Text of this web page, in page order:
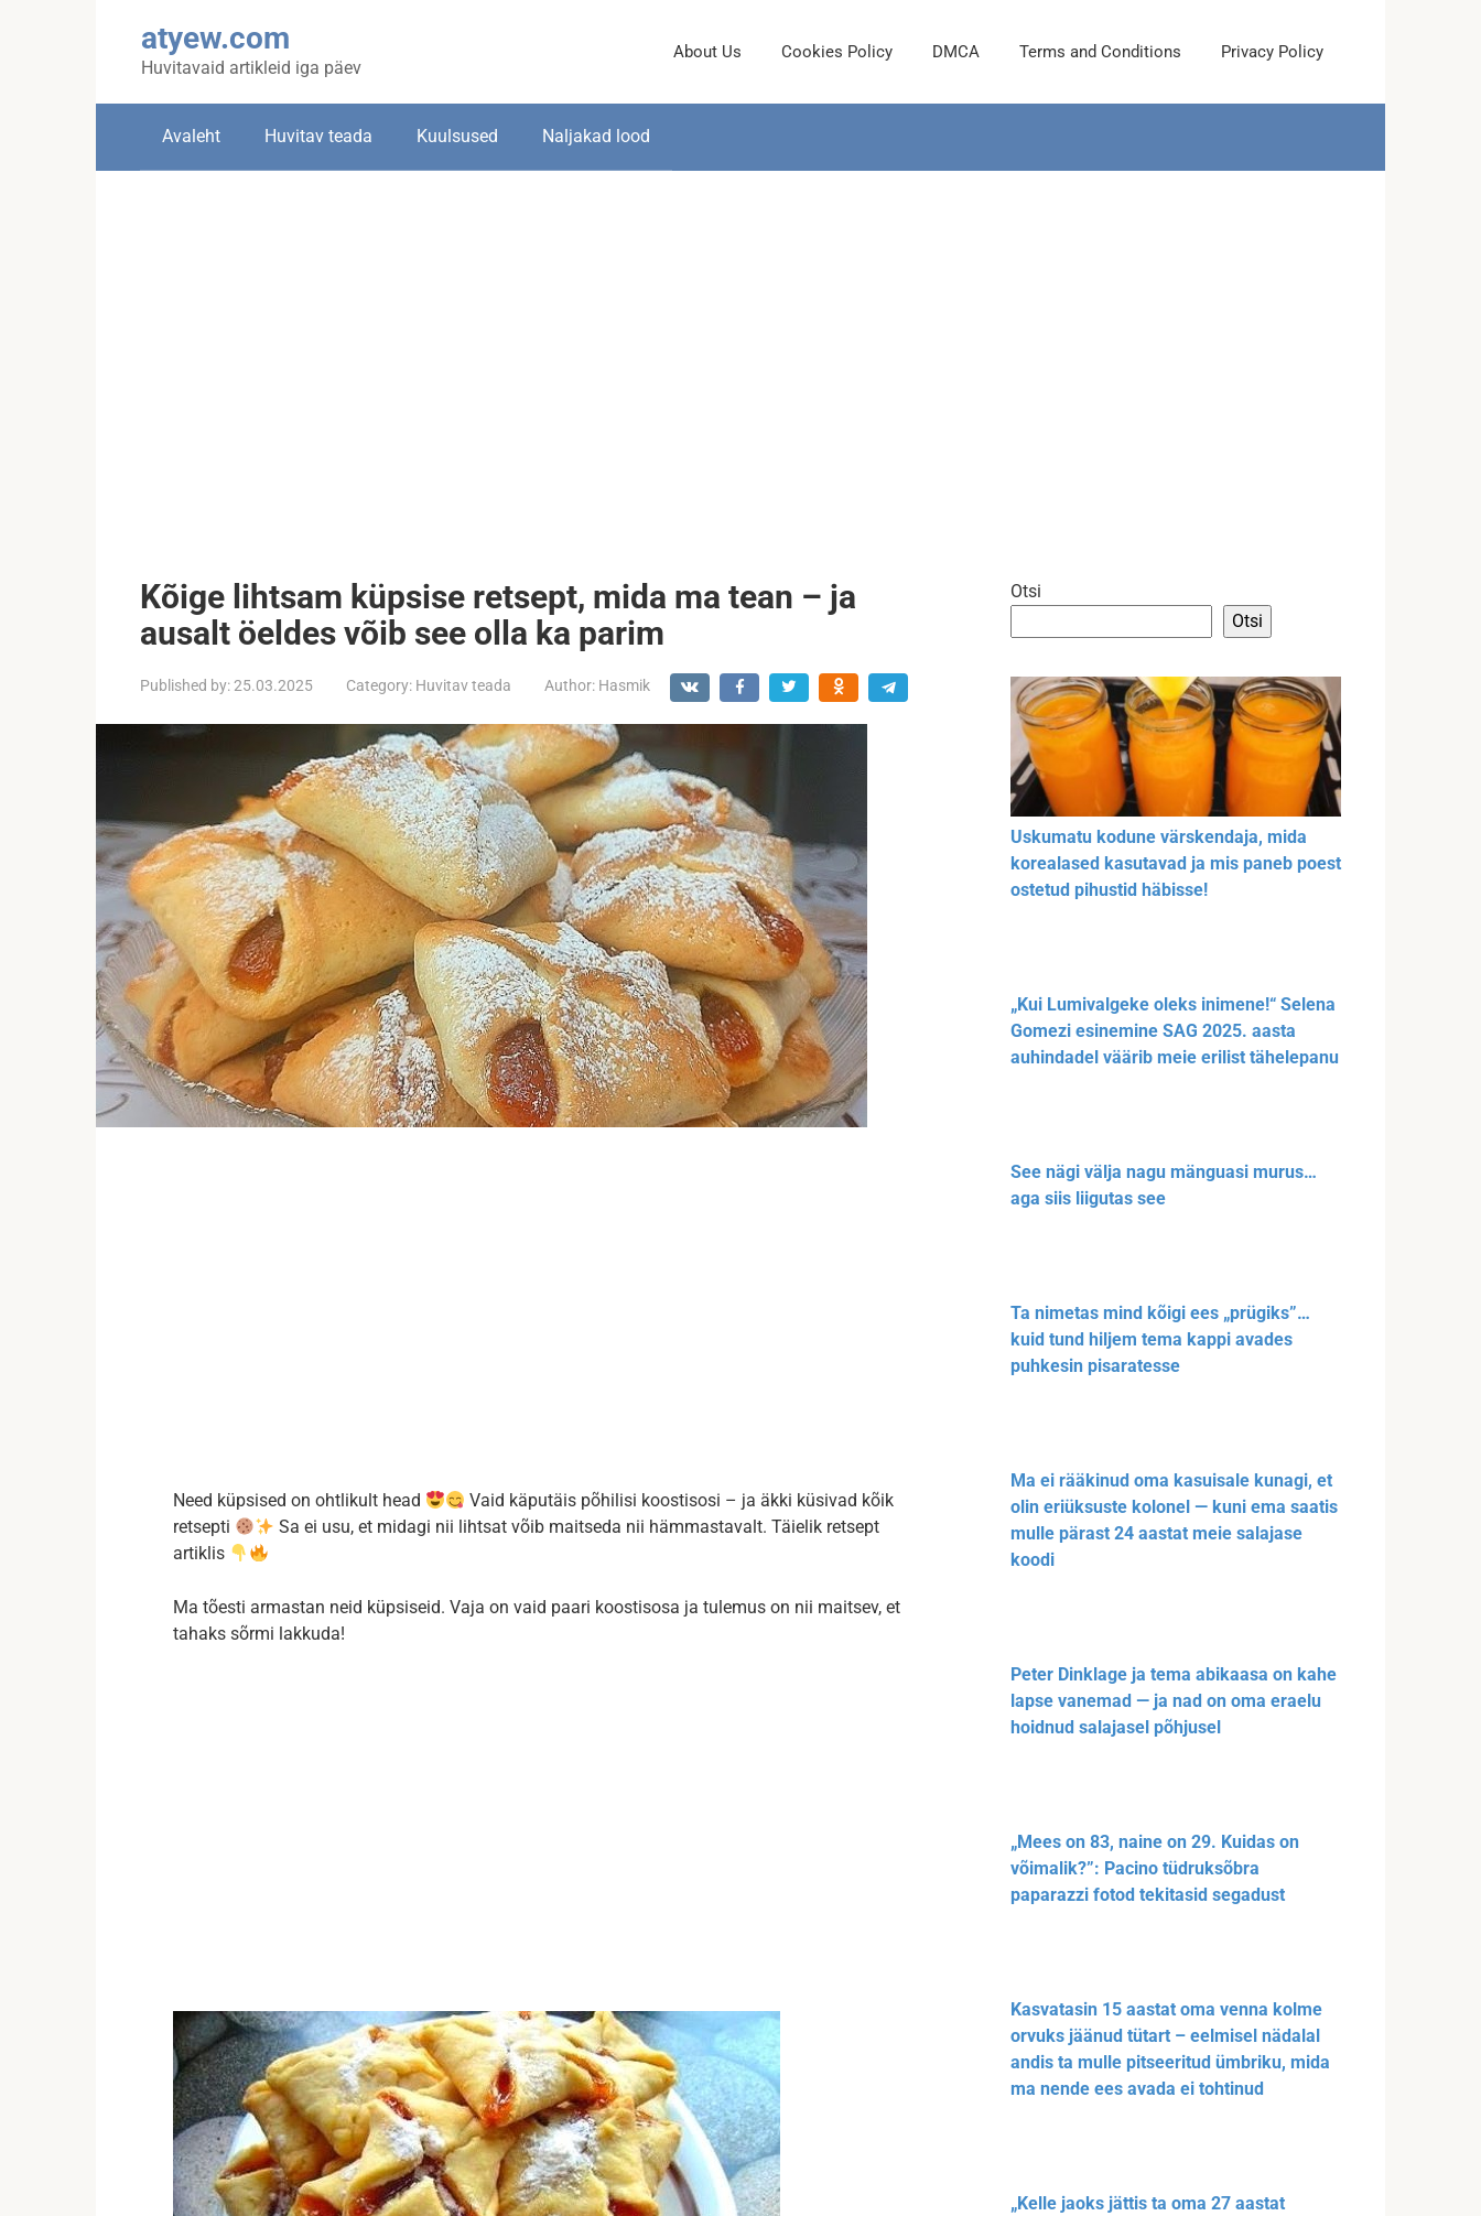
atyew.com
Huvitavaid artikleid iga päev
About Us Cookies Policy DMCA Terms and Conditions Privacy Policy
Avaleht Huvitav teada Kuulsused Naljakad lood
Kõige lihtsam küpsise retsept, mida ma tean – ja
ausalt öeldes võib see olla ka parim
Published by:25.03.2025 Category: Huvitav teada Author: Hasmik
Need küpsised on ohtlikult head
Vaid käputäis põhilisi koostisosi – ja äkki küsivad kõik
retsepti
Sa ei usu, et midagi nii lihtsat võib maitseda nii hämmastavalt. Täielik retsept
artiklis
Ma tõesti armastan neid küpsiseid. Vaja on vaid paari koostisosa ja tulemus on nii maitsev, et
tahaks sõrmi lakkuda!
Otsi
Otsi
Uskumatu kodune värskendaja, mida
korealased kasutavad ja mis paneb poest
ostetud pihustid häbisse!
„Kui Lumivalgeke oleks inimene!“ Selena
Gomezi esinemine SAG 2025. aasta
auhindadel väärib meie erilist tähelepanu
See nägi välja nagu mänguasi murus…
aga siis liigutas see
Ta nimetas mind kõigi ees „prügiks”…
kuid tund hiljem tema kappi avades
puhkesin pisaratesse
Ma ei rääkinud oma kasuisale kunagi, et
olin eriüksuste kolonel — kuni ema saatis
mulle pärast 24 aastat meie salajase
koodi
Peter Dinklage ja tema abikaasa on kahe
lapse vanemad — ja nad on oma eraelu
hoidnud salajasel põhjusel
„Mees on 83, naine on 29. Kuidas on
võimalik?”: Pacino tüdruksõbra
paparazzi fotod tekitasid segadust
Kasvatasin 15 aastat oma venna kolme
orvuks jäänud tütart – eelmisel nädalal
andis ta mulle pitseeritud ümbriku, mida
ma nende ees avada ei tohtinud
„Kelle jaoks jättis ta oma 27 aastat